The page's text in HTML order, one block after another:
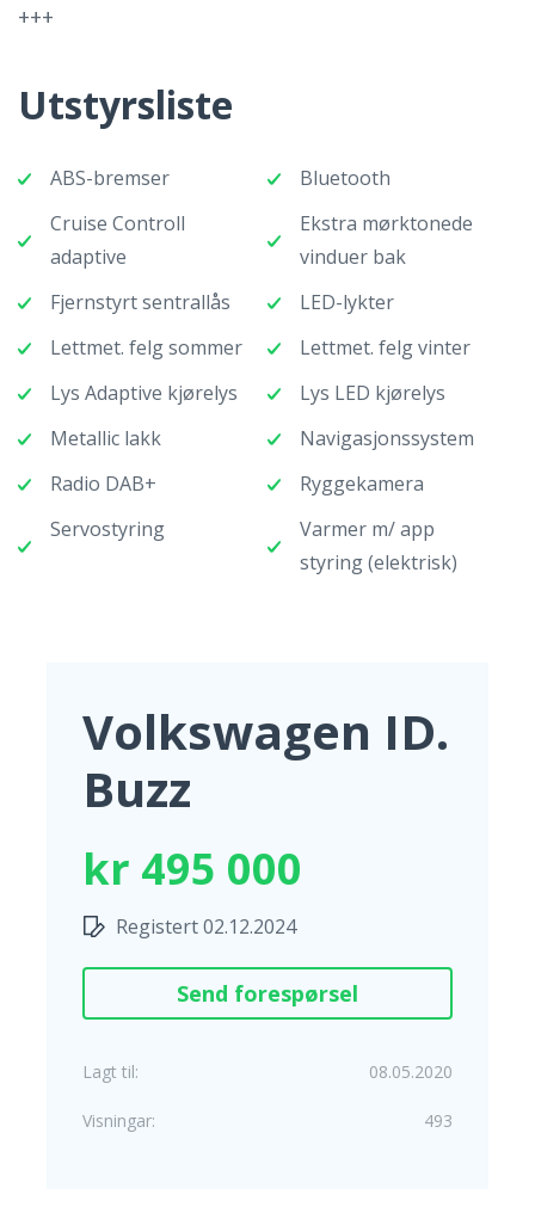
+++
Utstyrsliste
ABS-bremser
Bluetooth
Cruise Controll
adaptive
Ekstra mørktonede
vinduer bak
Fjernstyrt sentrallås
LED-lykter
Lettmet. felg sommer
Lettmet. felg vinter
Lys Adaptive kjørelys
Lys LED kjørelys
Metallic lakk
Navigasjonssystem
Radio DAB+
Ryggekamera
Servostyring
Varmer m/ app
styring (elektrisk)
Volkswagen ID.
Buzz
kr 495 000
Registert 02.12.2024
Send forespørsel
Lagt til: 08.05.2020
Visningar: 493